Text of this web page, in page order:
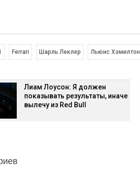
Ferrari Шарль Леклер Льюис Хэмилтон
Лиам Лоусон: Я должен
показывать результаты, иначе
вылечу из Red Bull